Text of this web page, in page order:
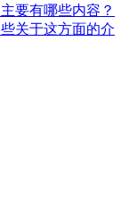
要有哪些内容？
关于这方面的介